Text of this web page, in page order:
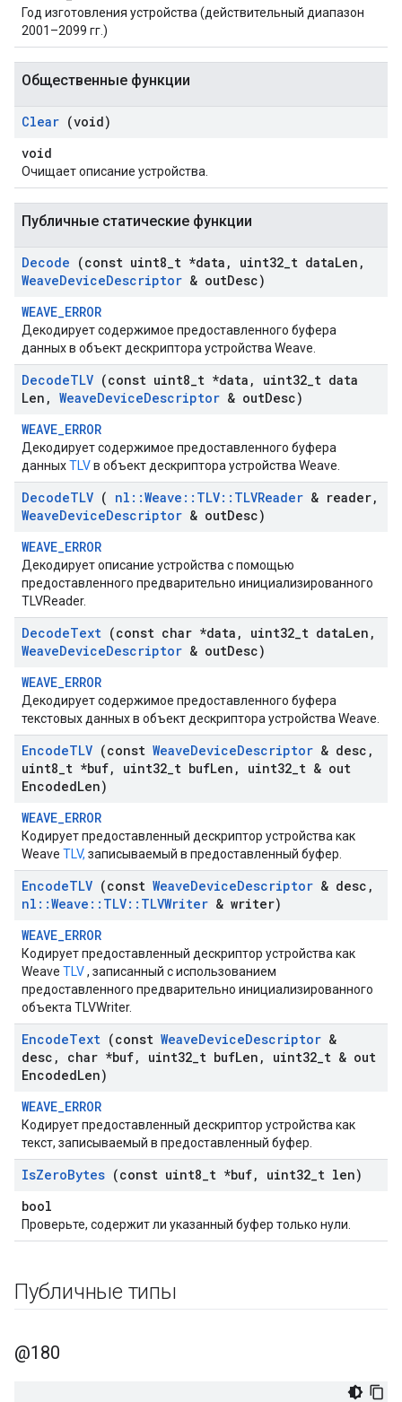
Год изготовления устройства (действительный диапазон
2001–2099 гг.)
Общественные функции
Clear (void)
void
Очищает описание устройства.
Публичные статические функции
Decode (const uint8 t *data , uint32 t dataLen ,
WeaveDeviceDescriptor & outDesc)
WEAVE_ERROR
Декодирует содержимое предоставленного буфера
данных в объект дескриптора устройства Weave.
DecodeTLV (const uint8 t *data , uint32 t data
Len , WeaveDeviceDescriptor & outDesc)
WEAVE_ERROR
Декодирует содержимое предоставленного буфера
данныхTLVв объект дескриптора устройства Weave.
DecodeTLV ( nl ::Weave :: TLV:: TLVReader & reader,
WeaveDeviceDescriptor & outDesc)
WEAVE_ERROR
Декодирует описание устройства с помощью
предоставленного предварительно инициализированного
TLVReader.
DecodeText (const char *data , uint32 t dataLen ,
WeaveDeviceDescriptor & outDesc)
WEAVE_ERROR
Декодирует содержимое предоставленного буфера
текстовых данных в объект дескриптора устройства Weave.
EncodeTLV (const WeaveDeviceDescriptor & desc ,
uint8 t *buf, uint32 t bufLen , uint32 t & out
EncodedLen)
WEAVE_ERROR
Кодирует предоставленный дескриптор устройства как
Weave TLV, записываемый в предоставленный буфер.
EncodeTLV (const WeaveDeviceDescriptor & desc ,
nl ::Weave :: TLV:: TLVWriter & writer)
WEAVE_ERROR
Кодирует предоставленный дескриптор устройства как
Weave TLV, записанный с использованием
предоставленного предварительно инициализированного
объекта TLVWriter.
EncodeText (const WeaveDeviceDescriptor &
desc , char *buf, uint32 t bufLen , uint32 t & out
EncodedLen)
WEAVE_ERROR
Кодирует предоставленный дескриптор устройства как
текст, записываемый в предоставленный буфер.
IsZeroBytes (const uint8 t *buf, uint32 t len)
bool
Проверьте, содержит ли указанный буфер только нули.
Публичные типы
@180